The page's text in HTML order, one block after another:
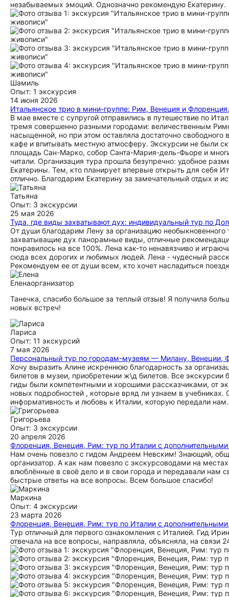
незабываемых эмоций. Однозначно рекомендую Екатерину.
Шамиль
Опыт: 1 экскурсия
14 июня 2026
Итальянское трио в мини-группе: Рим, Венеция и
В мае вместе с супругой отправились в путешествие по
тремя совершенно разными городами: величественным
насыщенной, но при этом оставляла достаточно
кафе и впитывать местную атмосферу. Экскурсии не были
площадь Сан-Марко, собор Санта-Мария-дель-Фьоре и
читали. Организация тура прошла безупречно: удобное
Екатерины. Тем, кто планирует впервые открыть для себя
отлично. Благодарим Екатерину за замечательный отдых и
Татьяна
Опыт: 3 экскурсии
25 мая 2026
Туда, где виды захватывают дух: индивидуальный тур по
От души благодарим Лену за организацию
захватыващие дух панорамные виды, отличные
понравилось на все 100%. Лена как-то ненавязчиво и
сюда всех дорогих и любимых людей. Лена - чудесный
Рекомендуем ее от души всем, кто хочет насладиться
Еленаорганизатор
Танечка, спасибо большое за теплый отзыв! Я получила
новых встреч!
Лариса
Опыт: 11 экскурсий
7 мая 2026
Персональный тур по городам-музеям — Милану, Венеции,
Хочу выразить Алине искреннюю благодарность за
билетов в музеи, приобретении ж\д билетов. Все
гиды были компетентными и хорошими рассказчиками, от
новых подробностей , которые вряд ли узнаем в
информативность и любовь к Италии, которую передали
Григорьева
Опыт: 3 экскурсии
20 апреля 2026
Флоренция, Венеция, Рим: тур по Италии с
Нам очень повезло с гидом Андреем Невским! Знающий,
организатор. А как нам повезло с экскурсоводами на
влюблённые в своё дело и в свои города и передавали нам
быстрые ответы на все вопросы. Всем большое спасибо!
Маркина
Опыт: 4 экскурсии
23 марта 2026
Флоренция, Венеция, Рим: тур по Италии с
Тур отличный для первого ознакомления с Италией. Гид
отвечала на все вопросы, направляла, объясняла, на